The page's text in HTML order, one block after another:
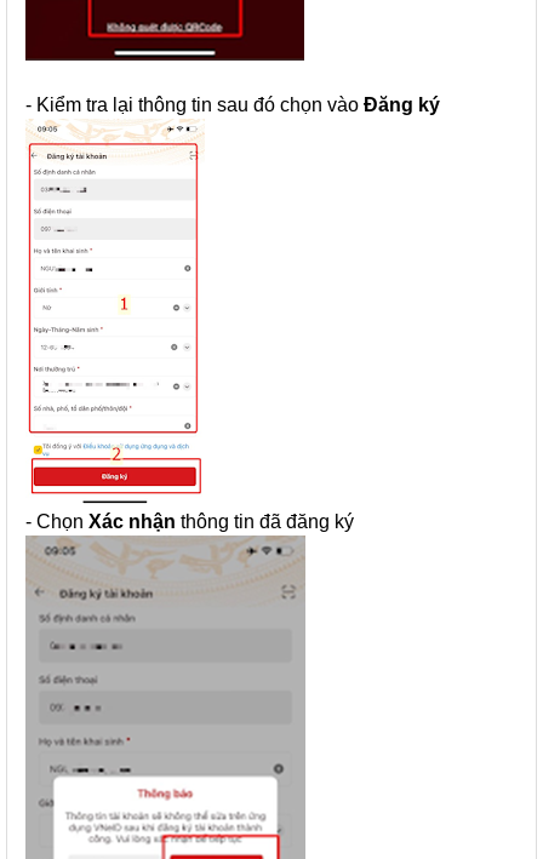
- Kiểm tra lại thông tin sau đó chọn vào Đăng ký
- Chọn Xác nhận thông tin đã đăng ký